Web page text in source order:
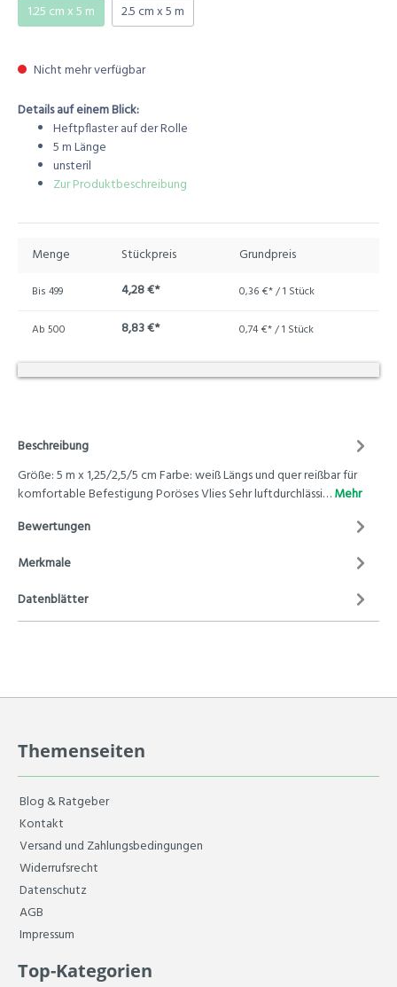
1.25 cm x 5 m
2.5 cm x 5 m
Nicht mehr verfügbar
Details auf einem Blick:
Heftpflaster auf der Rolle
5 m Länge
unsteril
Zur Produktbeschreibung
Menge Stückpreis Grundpreis
Bis 499 4,28 €* 0,36 €* / 1 Stück
Ab 500 8,83 €* 0,74 €* / 1 Stück
Beschreibung
Größe: 5 m x 1,25/2,5/5 cm Farbe: weiß Längs und quer reißbar für
komfortable Befestigung Poröses Vlies Sehr luftdurchlässi…Mehr
Bewertungen
Merkmale
Datenblätter
Themenseiten
Blog & Ratgeber
Kontakt
Versand und Zahlungsbedingungen
Widerrufsrecht
Datenschutz
AGB
Impressum
Top-Kategorien